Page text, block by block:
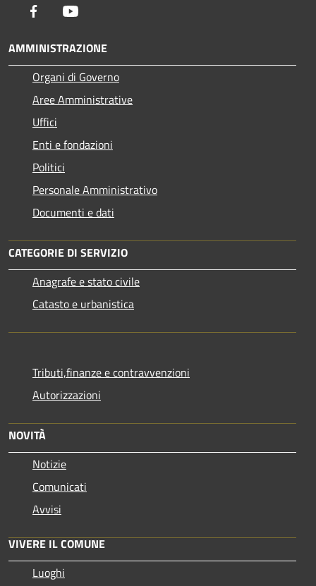
Facebook
AMMINISTRAZIONE
Organi di Governo
Aree Amministrative
Uffici
Enti e fondazioni
Politici
Personale Amministrativo
Documenti e dati
CATEGORIE DI SERVIZIO
Anagrafe e stato civile
Catasto e urbanistica
Tributi,finanze e contravvenzioni
Autorizzazioni
NOVITÀ
Notizie
Comunicati
Avvisi
VIVERE IL COMUNE
Luoghi